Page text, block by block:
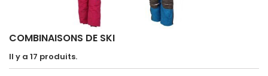
COMBINAISONS DE SKI
Il y a 17 produits.